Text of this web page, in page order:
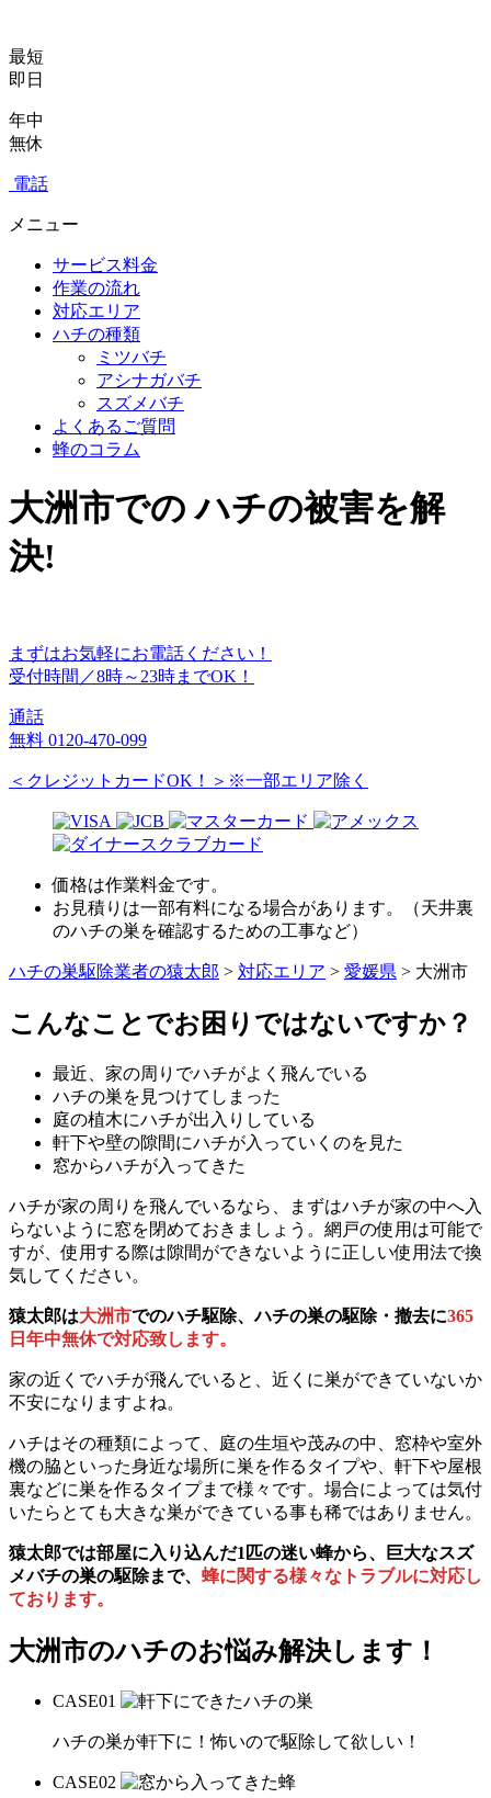
最短
即日
年中
無休
電話
メニュー
サービス料金
作業の流れ
対応エリア
ハチの種類
ミツバチ
アシナガバチ
スズメバチ
よくあるご質問
蜂のコラム
大洲市での ハチの被害を解
決!
まずはお気軽にお電話ください！
受付時間／8時～23時までOK！
通話
無料 0120-470-099
＜クレジットカードOK！＞※一部エリア除く
価格は作業料金です。
お見積りは一部有料になる場合があります。（天井裏
のハチの巣を確認するための工事など）
ハチの巣駆除業者の猿太郎 > 対応エリア > 愛媛県 > 大洲市
こんなことでお困りではないですか？
最近、家の周りでハチがよく飛んでいる
ハチの巣を見つけてしまった
庭の植木にハチが出入りしている
軒下や壁の隙間にハチが入っていくのを見た
窓からハチが入ってきた
ハチが家の周りを飛んでいるなら、まずはハチが家の中へ入
らないように窓を閉めておきましょう。網戸の使用は可能で
すが、使用する際は隙間ができないように正しい使用法で換
気してください。
猿太郎は大洲市でのハチ駆除、ハチの巣の駆除・撤去に365
日年中無休で対応致します。
家の近くでハチが飛んでいると、近くに巣ができていないか
不安になりますよね。
ハチはその種類によって、庭の生垣や茂みの中、窓枠や室外
機の脇といった身近な場所に巣を作るタイプや、軒下や屋根
裏などに巣を作るタイプまで様々です。場合によっては気付
いたらとても大きな巣ができている事も稀ではありません。
猿太郎では部屋に入り込んだ1匹の迷い蜂から、巨大なスズ
メバチの巣の駆除まで、 蜂に関する様々なトラブルに対応し
ております。
大洲市のハチのお悩み解決します！
CASE01
ハチの巣が軒下に！怖いので駆除して欲しい！
CASE02